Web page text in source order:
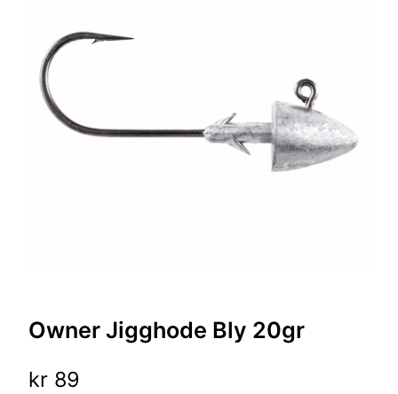
Owner Jigghode Bly 20gr
kr 89